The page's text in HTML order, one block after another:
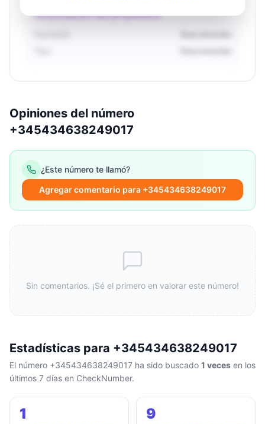
Información del propietario
Opiniones del número
+345434638249017
¿Este número te llamó?
Agregar comentario para +345434638249017
Sin comentarios. ¡Sé el primero en valorar este número!
Estadísticas para +345434638249017
El número +345434638249017 ha sido buscado 1 veces en los
últimos 7 días en CheckNumber.
1 9